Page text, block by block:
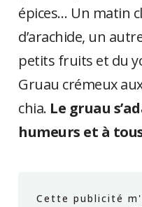
épices… Un matin
d’arachide, un
petits fruits et du
Gruau crémeux
chia. Le gruau
humeurs et à